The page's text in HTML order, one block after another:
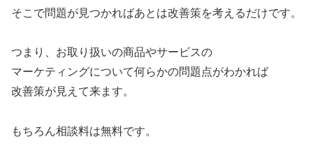
そこで問題が見つかればあとは改善策を考えるだけです。
つまり、お取り扱いの商品やサービスの
マーケティングについて何らかの問題点がわかれば
改善策が見えて来ます。
もちろん相談料は無料です。